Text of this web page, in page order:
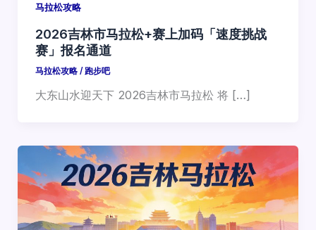
马拉松攻略
2026吉林市马拉松+赛上加码「速度挑战
赛」报名通道
马拉松攻略/ 跑步吧
大东山水迎天下 2026吉林市马拉松 将 […]